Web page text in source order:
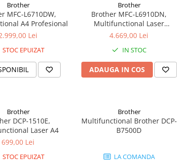
Brother
MFC-L6710DW,
A4 Profesional
Lei
STOC EPUIZAT
Brother
Brother MFC-L6910DN,
Multifunctional Laser
Profesional
4.669,00 Lei
IN STOC
ADAUGA IN COS
Brother
DCP-1510E,
Laser A4
699,00 Lei
STOC EPUIZAT
Brother
Multifunctional Brother DCP-
B7500D
LA COMANDA